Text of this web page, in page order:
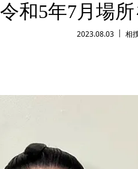
令和5年7月場
2023.08.03 相